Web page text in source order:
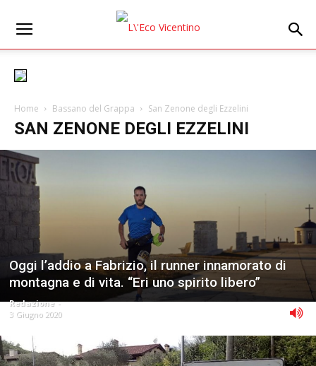
Home Bassano del Grappa San Zenone degli Ezzelini
SAN ZENONE DEGLI EZZELINI
Oggi l’addio a Fabrizio, il runner innamorato di
montagna e di vita. “Eri uno spirito libero”
Redazione -
3 Giugno 2020